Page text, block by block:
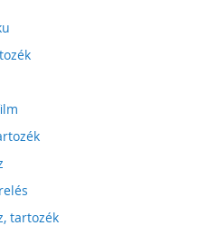
tartozék